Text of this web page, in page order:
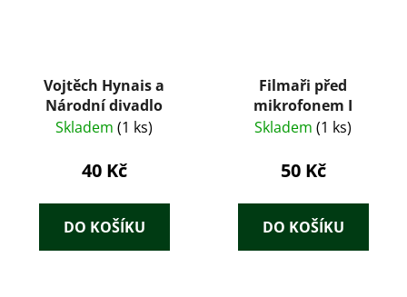
Vojtěch Hynais a
Národní divadlo
Skladem (1 ks)
40 Kč
DO KOŠÍKU
Filmaři před
mikrofonem I
Skladem (1 ks)
50 Kč
DO KOŠÍKU